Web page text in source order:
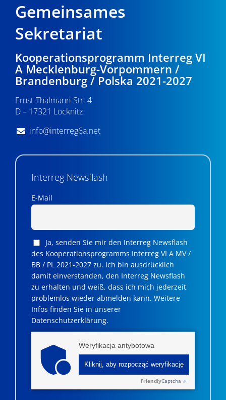
Gemeinsames
Sekretariat
Kooperationsprogramm Interreg VI
A Mecklenburg-Vorpommern /
Brandenburg / Polska 2021-2027
Ernst-Thälmann-Str. 4
D – 17321 Löcknitz
info@interreg6a.net
Interreg Newsflash
E-Mail
Ja, senden Sie mir den Interreg Newsflash
des Kooperationsprogramms Interreg VI A MV /
BB / PL 2021-2027 zu. Ich bin ausdrücklich
damit einverstanden, den Interreg Newsflash
zu erhalten und weiß, dass ich mich jederzeit
problemlos wieder abmelden kann. Weitere
Infos finden Sie in unserer
Datenschutzerklärung.
Weryfikacja antybotowa
Kliknij, aby rozpocząć weryfikację
FriendlyCaptcha ⇗